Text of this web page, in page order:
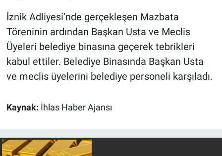
İznik Adliyesi’nde gerçekleşen Mazbata
Töreninin ardından Başkan Usta ve Meclis
Üyeleri belediye binasına geçerek tebrikleri
kabul ettiler. Belediye Binasında Başkan Usta
ve meclis üyelerini belediye personeli karşıladı.
Kaynak: İhlas Haber Ajansı